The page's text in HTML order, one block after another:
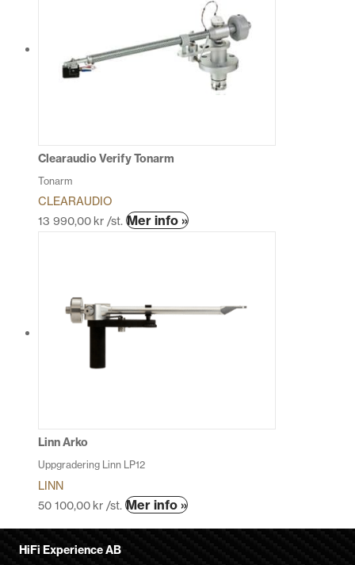
flera
varianter.
De
olika
alternativen
Clearaudio Verify Tonarm
Tonarm
CLEARAUDIO
13 990,00 kr /st. Mer info »Den
varianter.
Linn Arko
Uppgradering Linn LP12
LINN
50 100,00 kr /st. Mer info »Den
HiFi Experience AB